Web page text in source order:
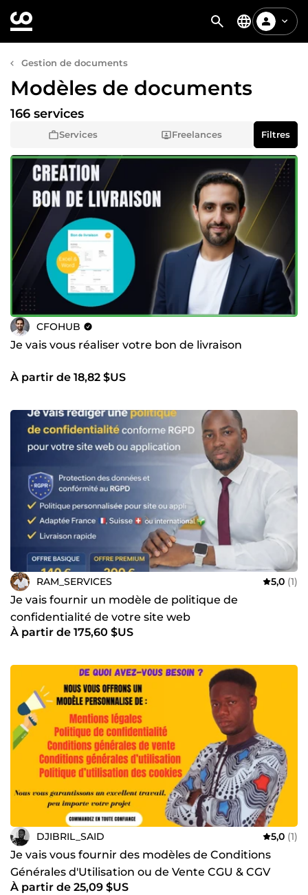
Gestion de documents
Modèles de documents
Services Freelances
166 services
Filtres
CFOHUB
Je vais vous réaliser votre bon de livraison
À partir de 18,82 $US
RAM_SERVICES 5,0 (1)
Je vais fournir un modèle de politique de
confidentialité de votre site web
À partir de 175,60 $US
DJIBRIL_SAID 5,0 (1)
Je vais vous fournir des modèles de Conditions
Générales d'Utilisation ou de Vente CGU & CGV
À partir de 25,09 $US